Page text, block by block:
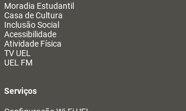
Moradia Estudantil
Casa de Cultura
Inclusão Social
Acessibilidade
Atividade Física
TV UEL
UEL FM
Serviços